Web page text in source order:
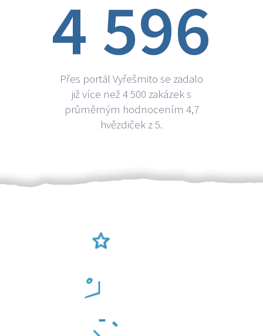
4 596
Přes portál Vyřešmito se zadalo
již více než 4 500 zakázek s
průměrným hodnocením 4,7
hvězdiček z 5.